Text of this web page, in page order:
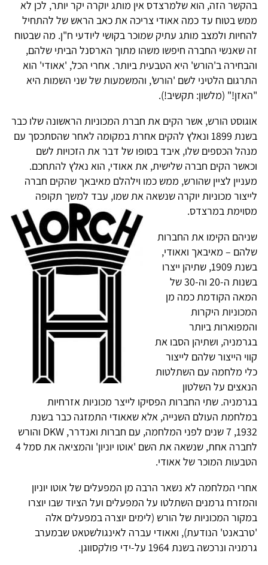
בהקשר הזה, הוא שלמרצדס אין מותג יוקרה יקר יותר, לכן לא
ממש בטוח עד כמה אאודי צריכה את כאב הראש של להתחיל
להחיות ולמצב מותג עתיק שמוכר בקושי ליודעי ח"ן. מה שבטוח
זה שאנשי החברה חיפשו משהו מתוך הארסנל הביתי שלהם,
והבחירה ב'הורש' היא הטבעית ביותר. אחרי הכל, 'אאודי' הוא
התרגום הלטיני לשם 'הורש', והמשמעות של שני השמות היא
"האזן!" (מלשון: תקשיב!).
אוגוסט הורש, אשר הקים את חברת המכוניות הראשונה שלו כבר
בשנת 1899 ונאלץ להקים אחרת במקומה לאחר שהסתכסך עם
מנהל הכספים שלו, איבד בסופו של דבר את הזכויות לשם
וכאשר הקים חברה שלישית, את אאודי, הוא נאלץ להתחכם.
מעניין לציין שהורש, ממש כמו וילהלם מאיבאך שהקים חברה
לייצור מכוניות יוקרה שנשאה את שמו, עבד למשך תקופה
מסוימת במרצדס.
שניהם הקימו את החברות
שלהם – מאיבאך ואאודי,
בשנת 1909, שתיהן ייצרו
בשנות ה-20 וה-30 של
המאה הקודמת כמה מן
המכוניות היקרות
והמפוארות ביותר
בגרמניה, ושתיהן הסבו את
קווי הייצור שלהם לייצור
כלי מלחמה עם השתלטות
הנאצים על השלטון
בגרמניה. שתי החברות הפסיקו לייצר מכוניות אזרחיות
במלחמת העולם השנייה, אלא שאאודי התמזגה כבר בשנת
1932, 7 שנים לפני המלחמה, עם חברות ואנדרר, DKW והורש
לחברה אחת, שנשאה את השם 'אוטו יוניון' והמציאה את סמל 4
הטבעות המוכר של אאודי.
אחרי המלחמה לא נשאר הרבה מן המפעלים של אוטו יוניון
והמזרח גרמנים השתלטו על המפעלים ועל הציוד שבו יוצרו
במקור המכוניות של הורש (לימים יוצרה במפעלים אלה
'טרבאנט' הנודעת), ואאודי עברה לאינגולשטאט שבמערב
גרמניה ונרכשה בשנת 1964 על-ידי פולקסווגן.